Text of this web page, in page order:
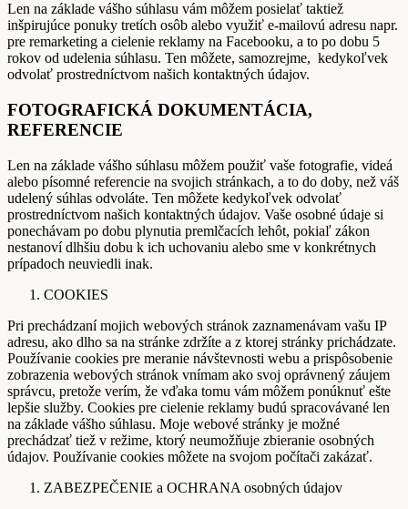
Len na základe vášho súhlasu vám môžem posielať taktiež
inšpirujúce ponuky tretích osôb alebo využiť e-mailovú adresu napr.
pre remarketing a cielenie reklamy na Facebooku, a to po dobu 5
rokov od udelenia súhlasu. Ten môžete, samozrejme, kedykoľvek
odvolať prostredníctvom našich kontaktných údajov.
FOTOGRAFICKÁ DOKUMENTÁCIA,
REFERENCIE
Len na základe vášho súhlasu môžem použiť vaše fotografie, videá
alebo písomné referencie na svojich stránkach, a to do doby, než váš
udelený súhlas odvoláte. Ten môžete kedykoľvek odvolať
prostredníctvom našich kontaktných údajov. Vaše osobné údaje si
ponechávam po dobu plynutia premlčacích lehôt, pokiaľ zákon
nestanoví dlhšiu dobu k ich uchovaniu alebo sme v konkrétnych
prípadoch neuviedli inak.
COOKIES
Pri prechádzaní mojich webových stránok zaznamenávam vašu IP
adresu, ako dlho sa na stránke zdržíte a z ktorej stránky prichádzate.
Používanie cookies pre meranie návštevnosti webu a prispôsobenie
zobrazenia webových stránok vnímam ako svoj oprávnený záujem
správcu, pretože verím, že vďaka tomu vám môžem ponúknuť ešte
lepšie služby. Cookies pre cielenie reklamy budú spracovávané len
na základe vášho súhlasu. Moje webové stránky je možné
prechádzať tiež v režime, ktorý neumožňuje zbieranie osobných
údajov. Používanie cookies môžete na svojom počítači zakázať.
ZABEZPEČENIE a OCHRANA osobných údajov